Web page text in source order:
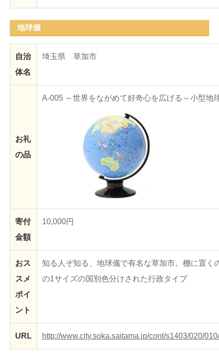
地球儀
自治
体名
埼玉県 草加市
お礼
の品
A-005 ～世界をながめて好奇心を広げる～小型地
寄付
金額
10,000円
おス
スメ
ポイ
ント
知る人ぞ知る、地球儀で有名な草加市。棚に置く
の1サイズの国別色分けされた行政タイプ
URL http://www.city.soka.saitama.jp/cont/s1403/020/